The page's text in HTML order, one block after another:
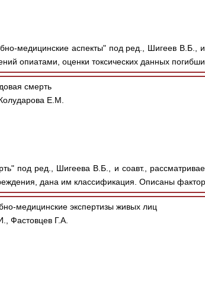
медицинские аспекты" под ред., Шигеев В.Б.,
опиатами, оценки токсических данных
смерть
Е.М.
под ред., Шигеева В.Б., и соавт.,
дана им классификация. Описаны
медицинские экспертизы живых лиц
Фастовцев Г.А.